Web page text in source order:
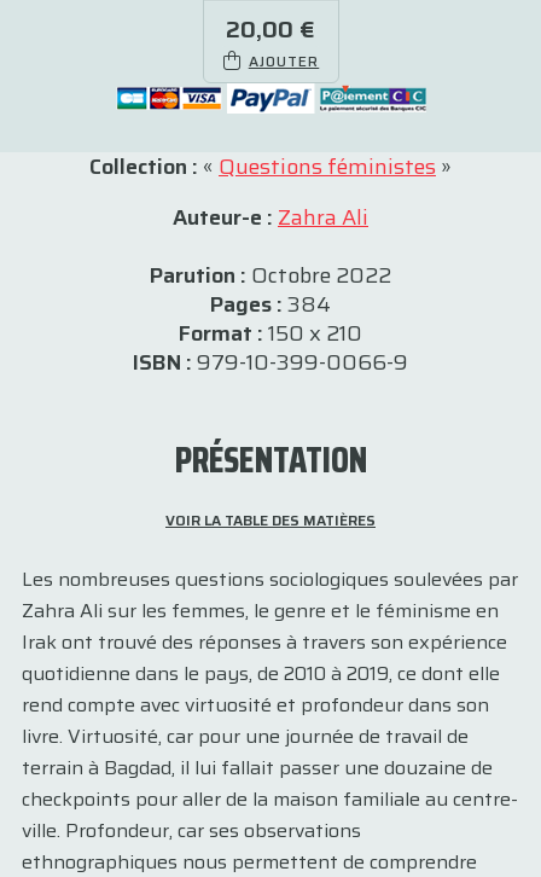
20,00 €
AJOUTER
Collection : « Questions féministes»
Auteur-e :Zahra Ali
Parution : Octobre 2022
Pages :384
Format :150 x 210
ISBN :979-10-399-0066-9
PRÉSENTATION
VOIR LA TABLE DES MATIÈRES
Les nombreuses questions sociologiques soulevées par
Zahra Ali sur les femmes, le genre et le féminisme en
Irak ont trouvé des réponses à travers son expérience
quotidienne dans le pays, de 2010 à 2019, ce dont elle
rend compte avec virtuosité et profondeur dans son
livre. Virtuosité, car pour une journée de travail de
terrain à Bagdad, il lui fallait passer une douzaine de
checkpoints pour aller de la maison familiale au centre-
ville. Profondeur, car ses observations
ethnographiques nous permettent de comprendre